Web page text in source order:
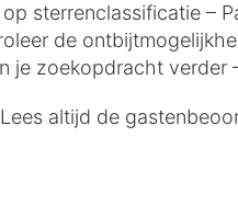
sterrenclassificatie –
de
je zoekopdracht verder
Lees altijd de